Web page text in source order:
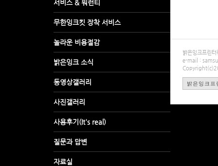
밝은잉크프
e-mail :
밝은잉크프